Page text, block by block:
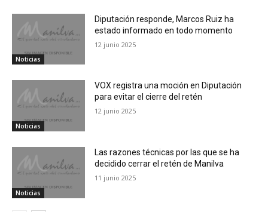
Noticias
Diputación responde, Marcos Ruiz ha
estado informado en todo momento
12 junio 2025
Noticias
VOX registra una moción en Diputación
para evitar el cierre del retén
12 junio 2025
Noticias
Las razones técnicas por las que se ha
decidido cerrar el retén de Manilva
11 junio 2025